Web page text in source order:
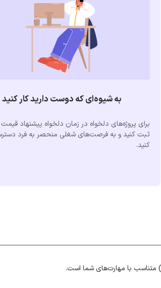
به شیوه‌ای که دوست دارید کار کنید
برای پروژه‌های دلخواه در زمان دلخواه پیشنهاد
ثبت کنید و به فرصت‌های شغلی منحصر به فرد
کنید.
متناسب با مهارت‌های شما است.